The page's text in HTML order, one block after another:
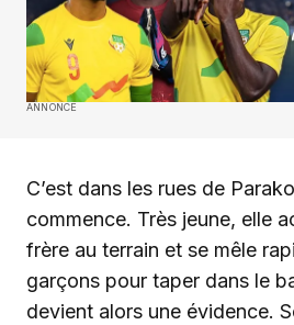
ANNONCE
C’est dans les rues de
commence. Très jeune, elle
frère au terrain et se mêle
garçons pour taper dans le
devient alors une évidence.